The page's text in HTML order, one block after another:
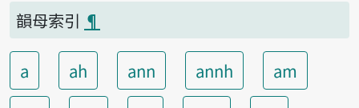
韻母索引 ¶
a ah ann annh
am